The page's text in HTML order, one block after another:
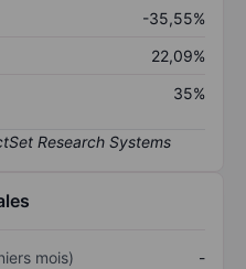
-35,55%
22,09%
35%
mois)
-